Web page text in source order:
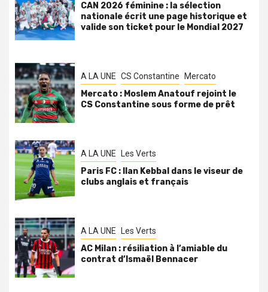
CAN 2026 féminine : la sélection
nationale écrit une page historique et
valide son ticket pour le Mondial 2027
A LA UNE CS Constantine Mercato
Mercato : Moslem Anatouf rejoint le
CS Constantine sous forme de prêt
A LA UNE Les Verts
Paris FC : Ilan Kebbal dans le viseur de
clubs anglais et français
A LA UNE Les Verts
AC Milan : résiliation à l’amiable du
contrat d’Ismaël Bennacer